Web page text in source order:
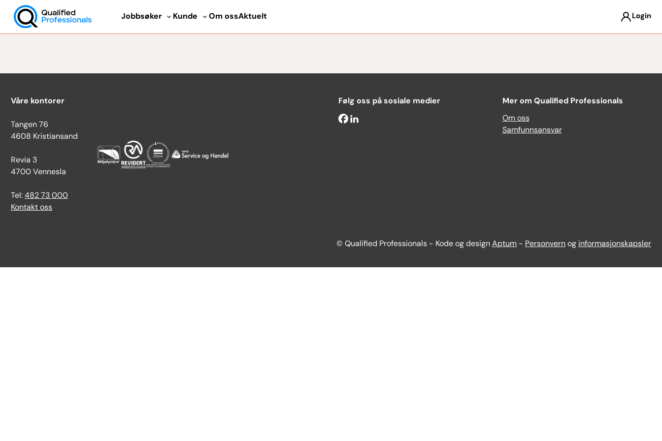
content
QP
Jobbsøker Kunde Om ossAktuelt Login
Våre kontorer
Tangen 76
4608 Kristiansand
Revia 3
4700 Vennesla
Tel: 482 73 000
Kontakt oss
Følg oss på sosiale medier Mer om Qualified Professionals
Om oss
Samfunnsansvar
© Qualified Professionals - Kode og design Aptum - Personvern og informasjonskapsler